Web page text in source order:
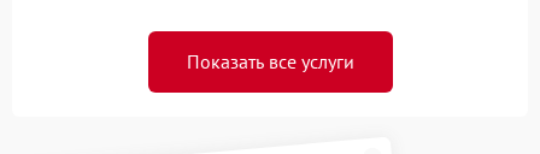
Показать все услуги